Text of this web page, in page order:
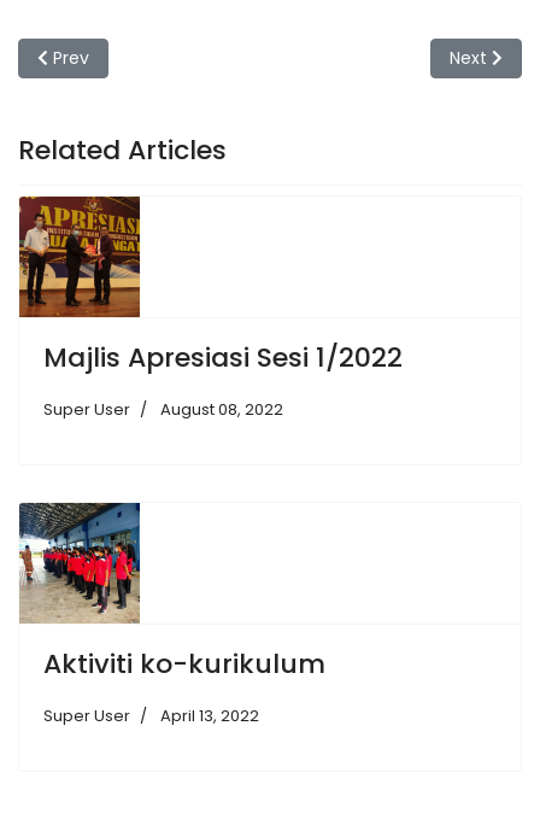
Previous article: Program Multimedia BRAWL 2023
Prev Next
Next
Related Articles
Majlis Apresiasi Sesi 1/2022
Super User August 08, 2022
Aktiviti ko-kurikulum
Super User April 13, 2022